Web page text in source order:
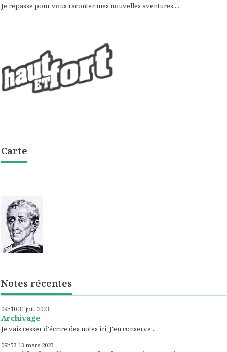
Je repasse pour vous raconter mes nouvelles aventures,...
Carte
Notes récentes
09h10 31 juil. 2023
Archivage
Je vais cesser d'écrire des notes ici. J'en conserve...
09h53 13 mars 2023